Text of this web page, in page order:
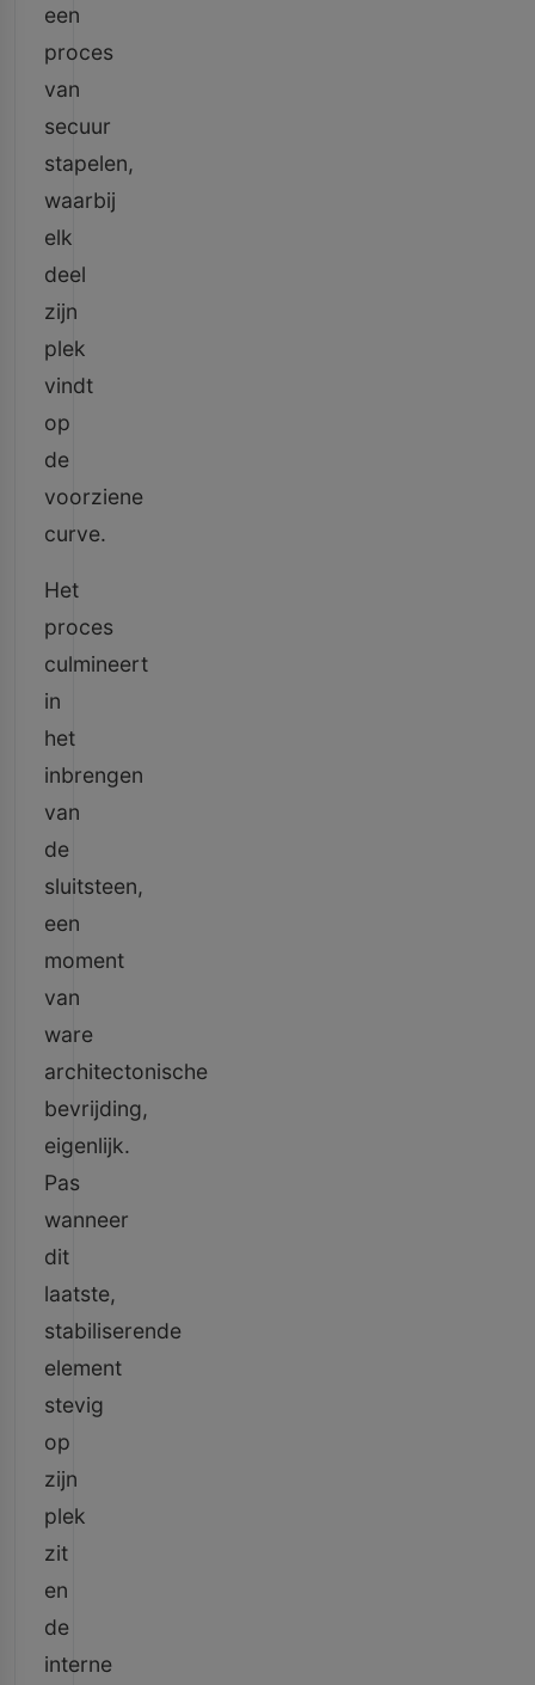
een
proces
van
secuur
stapelen,
waarbij
elk
deel
zijn
plek
vindt
op
de
voorziene
curve.
Het
proces
culmineert
in
het
inbrengen
van
de
sluitsteen,
een
moment
van
ware
architectonische
bevrijding,
eigenlijk.
Pas
wanneer
dit
laatste,
stabiliserende
element
stevig
op
zijn
plek
zit
en
de
interne